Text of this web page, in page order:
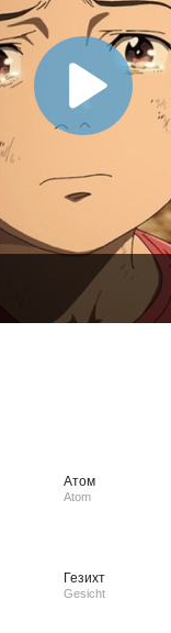
Атом
Atom
Гезихт
Gesicht